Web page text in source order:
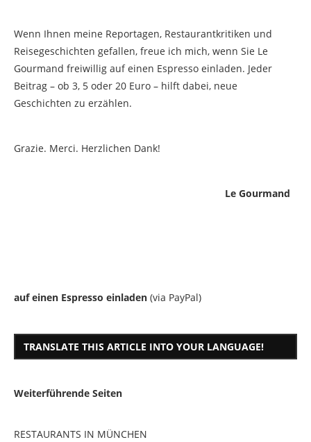
Wenn Ihnen meine Reportagen, Restaurantkritiken und
Reisegeschichten gefallen, freue ich mich, wenn Sie Le
Gourmand freiwillig auf einen Espresso einladen. Jeder
Beitrag – ob 3, 5 oder 20 Euro – hilft dabei, neue
Geschichten zu erzählen.
Grazie. Merci. Herzlichen Dank!
Le Gourmand
auf einen Espresso einladen (via PayPal)
TRANSLATE THIS ARTICLE INTO YOUR LANGUAGE!
Weiterführende Seiten
RESTAURANTS IN MÜNCHEN